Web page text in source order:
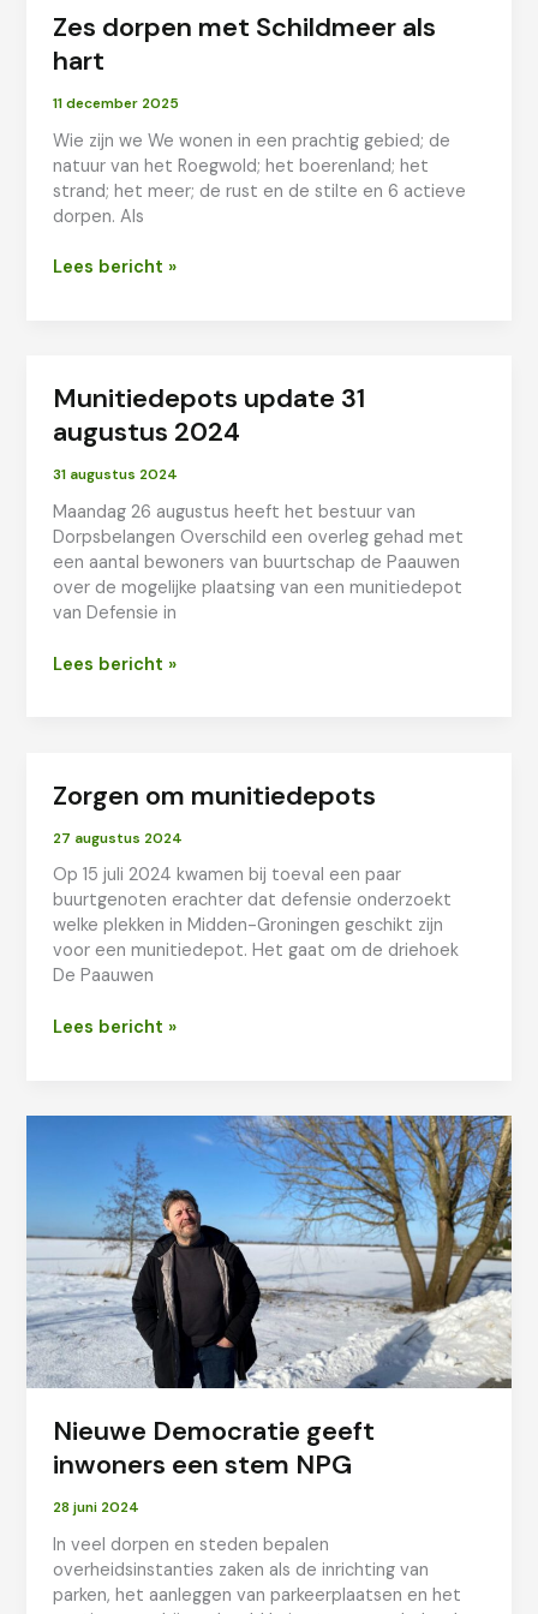
Zes dorpen met Schildmeer als
hart
11 december 2025
Wie zijn we We wonen in een prachtig gebied; de
natuur van het Roegwold; het boerenland; het
strand; het meer; de rust en de stilte en 6 actieve
dorpen. Als
Zes
hart
Lees bericht »
Munitiedepots update 31
augustus 2024
31 augustus 2024
Maandag 26 augustus heeft het bestuur van
Dorpsbelangen Overschild een overleg gehad met
een aantal bewoners van buurtschap de Paauwen
over de mogelijke plaatsing van een munitiedepot
van Defensie in
Munitiedepots
Lees bericht »
Zorgen om munitiedepots
27 augustus 2024
Op 15 juli 2024 kwamen bij toeval een paar
buurtgenoten erachter dat defensie onderzoekt
welke plekken in Midden-Groningen geschikt zijn
voor een munitiedepot. Het gaat om de driehoek
De Paauwen
Zorgen
Lees bericht »
Nieuwe Democratie geeft
inwoners een stem NPG
28 juni 2024
In veel dorpen en steden bepalen
overheidsinstanties zaken als de inrichting van
parken, het aanleggen van parkeerplaatsen en het